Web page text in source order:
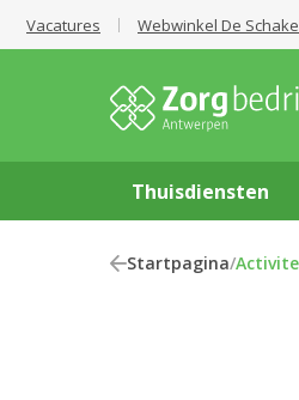
Vacatures Webwinkel De
Thuisdiensten
Startpagina/